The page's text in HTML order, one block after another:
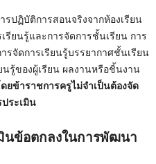
ปฏิบัติการสอนจริงจากห้องเรียน
รียนรู้และการจัดการชั้นเรียน การ
จัดการเรียนรู้บรรยากาศชั้นเรียน
รู้ของผู้เรียน ผลงานหรือชิ้นงาน
ยข้าราชการครูไม่จำเป็นต้องจัด
ระเมิน
นข้อตกลงในการพัฒนา